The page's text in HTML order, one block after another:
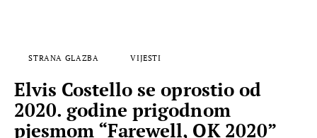
STRANA GLAZBA VIJESTI
Elvis Costello se oprostio od
2020. godine prigodnom
pjesmom “Farewell, OK 2020”